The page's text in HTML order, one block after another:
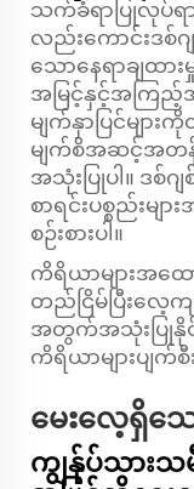
သက်ခံရာပြုလုပ်
လည်းကောင်းဒစ်
သောနေရာချထာ
အမြင့်နှင့်အကြည့်
မျက်နှာပြင်မျာ
မျက်စိအဆင့်အတန်
အသုံးပြုပါ။ ဒစ်
စာရင်းပစ္စည်းမ
စဉ်းစားပါ။
ကိရိယာများအထ
တည်ငြိမ်ပြီးလေ့က
အတွက်အသုံးပြုနို
ကိရိယာများပျက်
မေးလေ့ရှိသေ
ကျွန်ုပ်သား